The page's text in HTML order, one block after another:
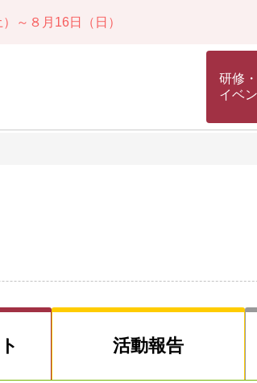
～８月16日（日）
研修・
イベ
活動報告